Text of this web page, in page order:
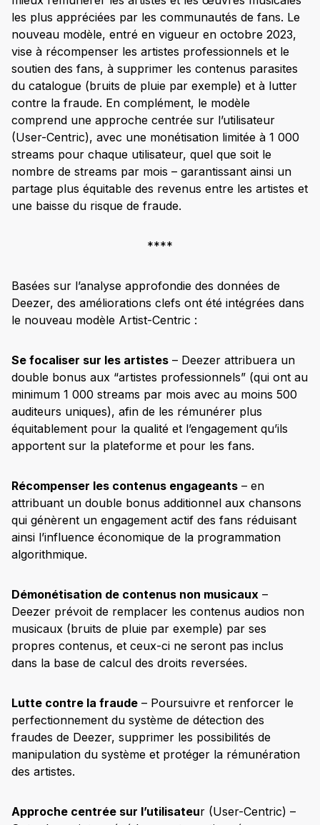
les plus appréciées par les communautés de fans. Le
nouveau modèle, entré en vigueur en octobre 2023,
vise à récompenser les artistes professionnels et le
soutien des fans, à supprimer les contenus parasites
du catalogue (bruits de pluie par exemple) et à lutter
contre la fraude. En complément, le modèle
comprend une approche centrée sur l’utilisateur
(User-Centric), avec une monétisation limitée à 1 000
streams pour chaque utilisateur, quel que soit le
nombre de streams par mois – garantissant ainsi un
partage plus équitable des revenus entre les artistes et
une baisse du risque de fraude.
****
Basées sur l’analyse approfondie des données de
Deezer, des améliorations clefs ont été intégrées dans
le nouveau modèle Artist-Centric :
Se focaliser sur les artistes – Deezer attribuera un
double bonus aux “artistes professionnels” (qui ont au
minimum 1 000 streams par mois avec au moins 500
auditeurs uniques), afin de les rémunérer plus
équitablement pour la qualité et l’engagement qu’ils
apportent sur la plateforme et pour les fans.
Récompenser les contenus engageants – en
attribuant un double bonus additionnel aux chansons
qui génèrent un engagement actif des fans réduisant
ainsi l’influence économique de la programmation
algorithmique.
Démonétisation de contenus non musicaux –
Deezer prévoit de remplacer les contenus audios non
musicaux (bruits de pluie par exemple) par ses
propres contenus, et ceux-ci ne seront pas inclus
dans la base de calcul des droits reversées.
Lutte contre la fraude – Poursuivre et renforcer le
perfectionnement du système de détection des
fraudes de Deezer, supprimer les possibilités de
manipulation du système et protéger la rémunération
des artistes.
Approche centrée sur l’utilisateur (User-Centric) –